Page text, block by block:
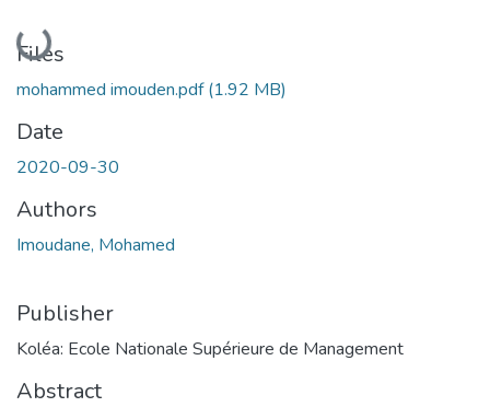
Loading...
Files
mohammed imouden.pdf(1.92 MB)
Date
2020-09-30
Authors
Imoudane, Mohamed
Publisher
Koléa: Ecole Nationale Supérieure de Management
Abstract